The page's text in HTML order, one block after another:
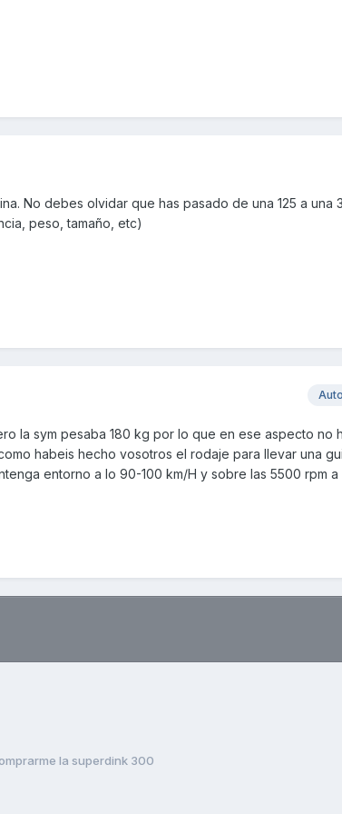
No debes olvidar que has pasado de una 125 a una
peso, tamaño, etc)
la sym pesaba 180 kg por lo que en ese aspecto no
habeis hecho vosotros el rodaje para llevar una
entorno a lo 90-100 km/H y sobre las 5500 rpm
la superdink 300